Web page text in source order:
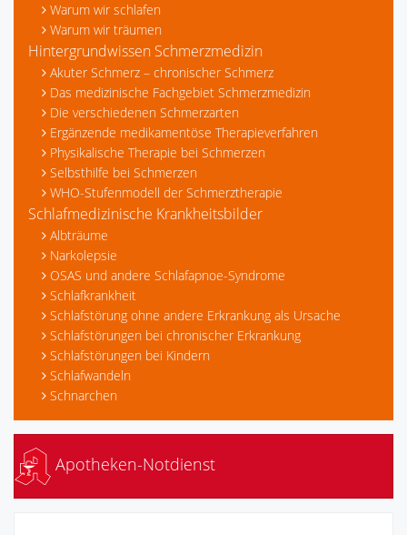
Warum wir schlafen
Warum wir träumen
Hintergrundwissen Schmerzmedizin
Akuter Schmerz – chronischer Schmerz
Das medizinische Fachgebiet Schmerzmedizin
Die verschiedenen Schmerzarten
Ergänzende medikamentöse Therapieverfahren
Physikalische Therapie bei Schmerzen
Selbsthilfe bei Schmerzen
WHO-Stufenmodell der Schmerztherapie
Schlafmedizinische Krankheitsbilder
Albträume
Narkolepsie
OSAS und andere Schlafapnoe-Syndrome
Schlafkrankheit
Schlafstörung ohne andere Erkrankung als Ursache
Schlafstörungen bei chronischer Erkrankung
Schlafstörungen bei Kindern
Schlafwandeln
Schnarchen
Apotheken-Notdienst